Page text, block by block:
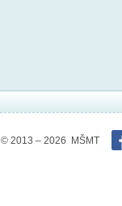
© 2013 – 2026 MŠMT